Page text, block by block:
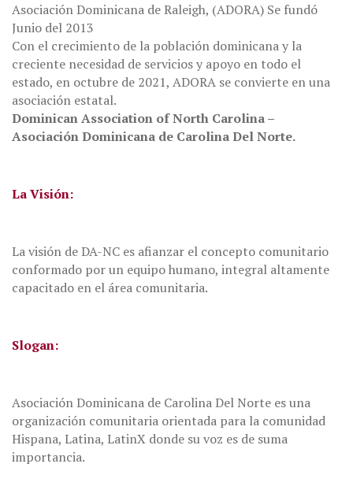
Asociación Dominicana de Raleigh, (ADORA) Se fundó
Junio del 2013
Con el crecimiento de la población dominicana y la
creciente necesidad de servicios y apoyo en todo el
estado, en octubre de 2021, ADORA se convierte en una
asociación estatal.
Dominican Association of North Carolina –
Asociación Dominicana de Carolina Del Norte.
La Visión:
La visión de DA-NC es afianzar el concepto comunitario
conformado por un equipo humano, integral altamente
capacitado en el área comunitaria.
Slogan:
Asociación Dominicana de Carolina Del Norte es una
organización comunitaria orientada para la comunidad
Hispana, Latina, LatinX donde su voz es de suma
importancia.